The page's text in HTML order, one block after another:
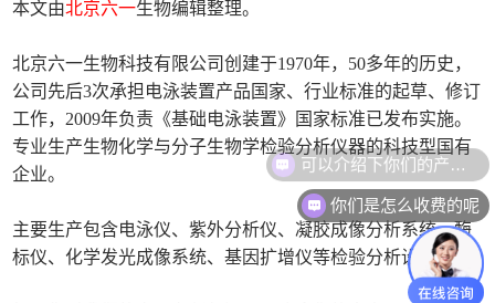
本文由北京六一生物编辑整理。
北京六一生物科技有限公司创建于1970年，50多年的历史，
公司先后3次承担电泳装置产品国家、行业标准的起草、修订
工作，2009年负责《基础电泳装置》国家标准已发布实施。
专业生产生物化学与分子生物学检验分析仪器的科技型国有
企业。
主要生产包含电泳仪、紫外分析仪、凝胶成像分析系统、酶
标仪、化学发光成像系统、基因扩增仪等检验分析设备。
可以介绍下你们的产品么
你们是怎么收费的呢